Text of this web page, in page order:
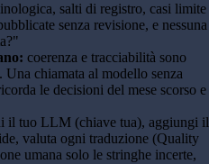
salti di registro, casi limite
senza revisione, e nessuna
coerenza e tracciabilità sono
chiamata al modello senza
le decisioni del mese scorso e
il tuo LLM (chiave tua), aggiungi il
valuta ogni traduzione (Quality
umana solo le stringhe incerte,